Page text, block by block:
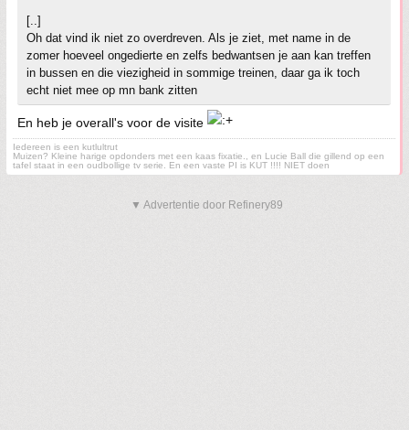
[..]
Oh dat vind ik niet zo overdreven. Als je ziet, met name in de
zomer hoeveel ongedierte en zelfs bedwantsen je aan kan treffen
in bussen en die viezigheid in sommige treinen, daar ga ik toch
echt niet mee op mn bank zitten
En heb je overall's voor de visite
Iedereen is een kutlultrut
Muizen? Kleine harige opdonders met een kaas fixatie., en Lucie Ball die gillend op een
tafel staat in een oudbollige tv serie. En een vaste PI is KUT !!!! NIET doen
▼ Advertentie door Refinery89